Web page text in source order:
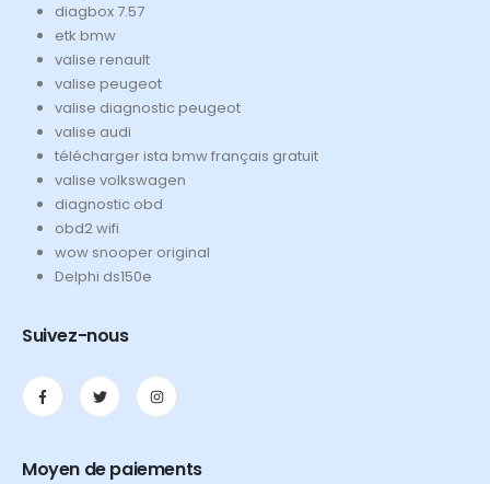
diagbox 7.57
etk bmw
valise renault
valise peugeot
valise diagnostic peugeot
valise audi
télécharger ista bmw français gratuit
valise volkswagen
diagnostic obd
obd2 wifi
wow snooper original
Delphi ds150e
Suivez-nous
Moyen de paiements